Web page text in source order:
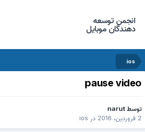
انجمن توسعه
دهندگان موبایل
ios
pause
narut
درios